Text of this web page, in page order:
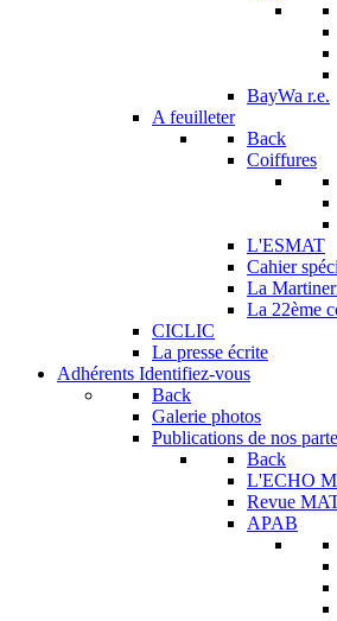
BayWa r.e.
A feuilleter
Back
Coiffures
L'ESMAT
Cahier
La
La 22ème
CICLIC
La presse écrite
Adhérents Identifiez-vous
Back
Galerie photos
Publications de nos
Back
L'ECHO
Revue
APAB